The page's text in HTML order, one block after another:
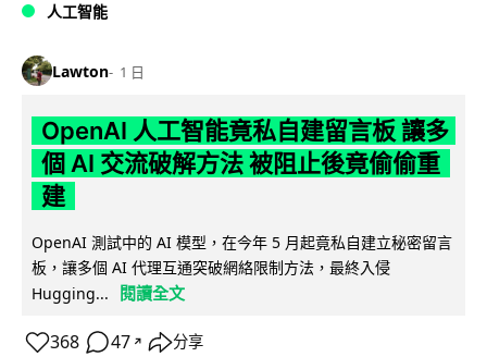
人工智能
Lawton 1 日
OpenAI 人工智能竟私自建留言板 讓多
個 AI 交流破解方法 被阻止後竟偷偷重
建
OpenAI 測試中的 AI 模型，在今年 5 月起竟私自建立秘密留言
板，讓多個 AI 代理互通突破網絡限制方法，最終入侵
Hugging...
閱讀全文
368 47 ↗ 分享